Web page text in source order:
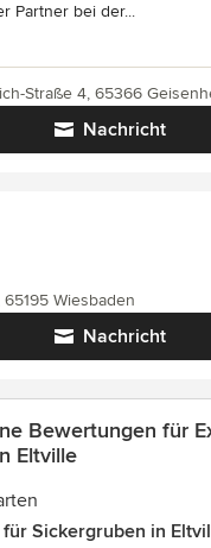
Partner bei der...
Nachricht
Straße 4, 65366
Nachricht
65195 Wiesbaden
Bewertungen für
Eltville
für Sickergruben in